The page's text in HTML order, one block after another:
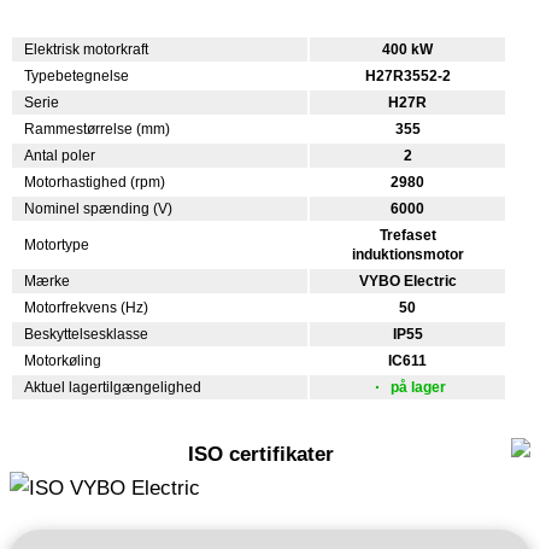
Elektrisk motorkraft
400 kW
Typebetegnelse
H27R3552-2
Serie
H27R
Rammestørrelse (mm)
355
Antal poler
2
Motorhastighed (rpm)
2980
Nominel spænding (V)
6000
Motortype
Trefaset
induktionsmotor
Mærke
VYBO Electric
Motorfrekvens (Hz)
50
Beskyttelsesklasse
IP55
Motorkøling
IC611
Aktuel lagertilgængelighed
på lager
ISO certifikater